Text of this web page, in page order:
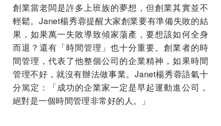
創業當老闆是許多上班族的夢想，但創業其實並不
輕鬆。Janet楊秀蓉提醒大家創業要有準備失敗的結
果，如果萬一失敗導致傾家蕩產，要想該如何全身
而退？還有「時間管理」也十分重要。創業者的時
間管理，代表了他整個公司的企業精神，如果時間
管理不好，就沒有辦法做事業。Janet楊秀蓉語氣十
分篤定：「成功的企業家一定是早起運動進公司，
絕對是一個時間管理非常好的人。」